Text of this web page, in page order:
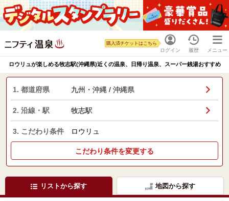
ログイン
購入済チケットはこちら
履歴 メニュー
ロウリュが楽しめる牧志駅(沖縄県)近くの温泉、日帰り温泉、スーパー銭湯おすすめ
1. 都道府県 九州・沖縄 / 沖縄県
2. 沿線・駅 牧志駅
3. こだわり条件 ロウリュ
こだわり条件を変更する
リストから探す 地図から探す